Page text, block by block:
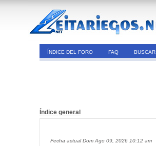
ÍNDICE DEL FORO FAQ BUSCAR
Índice general
Fecha actual Dom Ago 09, 2026 10:12 am